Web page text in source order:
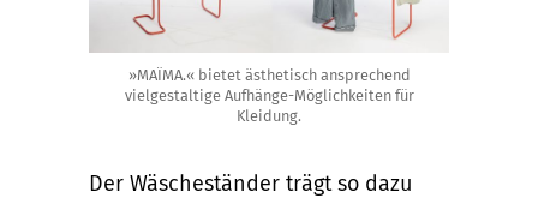
»MAÏMA.« bietet ästhetisch ansprechend
vielgestaltige Aufhänge-Möglichkeiten für
Kleidung.
Der Wäscheständer trägt so dazu